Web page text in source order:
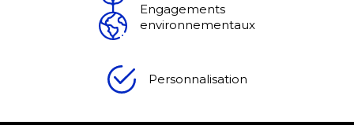
Engagements
environnementaux
Personnalisation